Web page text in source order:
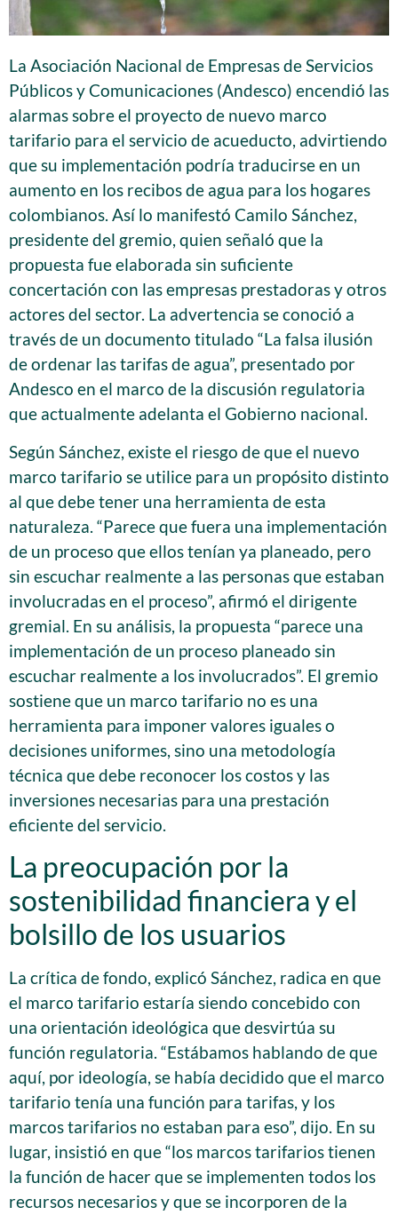
La Asociación Nacional de Empresas de Servicios
Públicos y Comunicaciones (Andesco) encendió las
alarmas sobre el proyecto de nuevo marco
tarifario para el servicio de acueducto, advirtiendo
que su implementación podría traducirse en un
aumento en los recibos de agua para los hogares
colombianos. Así lo manifestó Camilo Sánchez,
presidente del gremio, quien señaló que la
propuesta fue elaborada sin suficiente
concertación con las empresas prestadoras y otros
actores del sector. La advertencia se conoció a
través de un documento titulado “La falsa ilusión
de ordenar las tarifas de agua”, presentado por
Andesco en el marco de la discusión regulatoria
que actualmente adelanta el Gobierno nacional.
Según Sánchez, existe el riesgo de que el nuevo
marco tarifario se utilice para un propósito distinto
al que debe tener una herramienta de esta
naturaleza. “Parece que fuera una implementación
de un proceso que ellos tenían ya planeado, pero
sin escuchar realmente a las personas que estaban
involucradas en el proceso”, afirmó el dirigente
gremial. En su análisis, la propuesta “parece una
implementación de un proceso planeado sin
escuchar realmente a los involucrados”. El gremio
sostiene que un marco tarifario no es una
herramienta para imponer valores iguales o
decisiones uniformes, sino una metodología
técnica que debe reconocer los costos y las
inversiones necesarias para una prestación
eficiente del servicio.
La preocupación por la
sostenibilidad financiera y el
bolsillo de los usuarios
La crítica de fondo, explicó Sánchez, radica en que
el marco tarifario estaría siendo concebido con
una orientación ideológica que desvirtúa su
función regulatoria. “Estábamos hablando de que
aquí, por ideología, se había decidido que el marco
tarifario tenía una función para tarifas, y los
marcos tarifarios no estaban para eso”, dijo. En su
lugar, insistió en que “los marcos tarifarios tienen
la función de hacer que se implementen todos los
recursos necesarios y que se incorporen de la